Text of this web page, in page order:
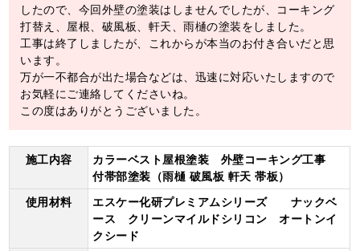
したので、今回外壁の塗装はしませんでしたが、コーキング
打替え、屋根、破風板、軒天、雨樋の塗装をしました。
工事は終了しましたが、これからが本当のお付き合いだと思
います。
万が一不都合が出た場合などは、迅速に対応いたしますので
お気軽にご連絡してくださいね。
この度はありがとうございました。
施工内容
カラーベスト屋根塗装 外壁コーキング工事
付帯部塗装（雨樋 破風板 軒天 帯板）
使用材料
エスケー化研プレミアムシリーズ ナックベ
ース クリーンマイルドシリコン オートンイ
クシード